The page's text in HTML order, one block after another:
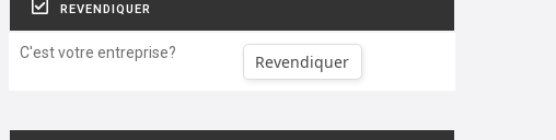
REVENDIQUER
C'est votre entreprise? Revendiquer